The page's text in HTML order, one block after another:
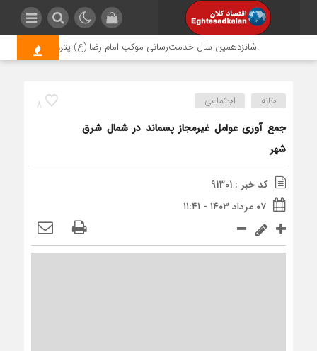
شانزدهمین سال خدمت‌رسانی موکب امام رضا (ع) پتروشیمی اروند؛
8 خانه اجتماعی
جمع آوری عوامل غیرمجاز پسماند در شمال شرق
شهر
کد خبر : 91301
۰۷ مرداد ۱۴۰۳ - ۱۱:۴۱